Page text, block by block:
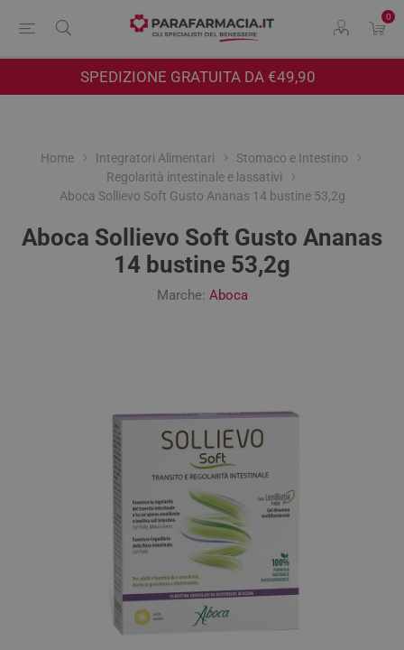
0
SPEDIZIONE GRATUITA DA €49,90
Home Integratori Alimentari
Stomaco e Intestino
Regolarità intestinale e lassativi
Aboca Sollievo Soft Gusto Ananas 14 bustine 53,2g
Aboca Sollievo Soft Gusto Ananas
14 bustine 53,2g
Marche: Aboca